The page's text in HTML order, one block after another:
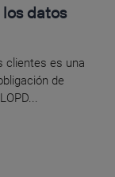
datos
clientes es una
de